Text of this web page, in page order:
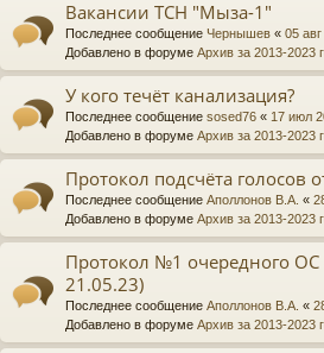
Вакансии ТСН "Мыза-1"
Последнее сообщение Чернышев « 05
Добавлено в форуме Архив за 2013-2023
У кого течёт канализация?
Последнее сообщение sosed76 « 17 июл
Добавлено в форуме Архив за 2013-2023
Протокол подсчёта голосов
Последнее сообщение Аполлонов В.А. «
Добавлено в форуме Архив за 2013-2023
Протокол №1 очередного ОС
21.05.23)
Последнее сообщение Аполлонов В.А. «
Добавлено в форуме Архив за 2013-2023